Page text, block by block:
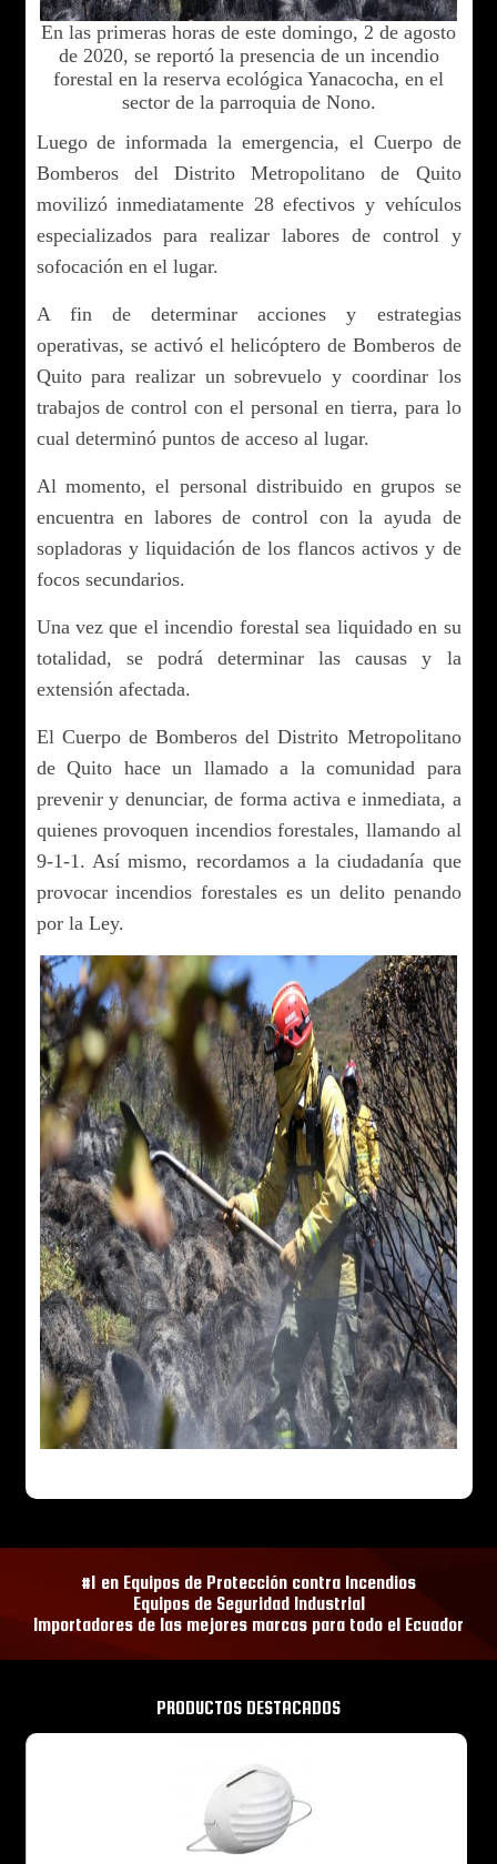
En las primeras horas de este domingo, 2 de agosto
de 2020, se reportó la presencia de un incendio
forestal en la reserva ecológica Yanacocha, en el
sector de la parroquia de Nono.
Luego de informada la emergencia, el Cuerpo de
Bomberos del Distrito Metropolitano de Quito
movilizó inmediatamente 28 efectivos y vehículos
especializados para realizar labores de control y
sofocación en el lugar.
A fin de determinar acciones y estrategias
operativas, se activó el helicóptero de Bomberos de
Quito para realizar un sobrevuelo y coordinar los
trabajos de control con el personal en tierra, para lo
cual determinó puntos de acceso al lugar.
Al momento, el personal distribuido en grupos se
encuentra en labores de control con la ayuda de
sopladoras y liquidación de los flancos activos y de
focos secundarios.
Una vez que el incendio forestal sea liquidado en su
totalidad, se podrá determinar las causas y la
extensión afectada.
El Cuerpo de Bomberos del Distrito Metropolitano
de Quito hace un llamado a la comunidad para
prevenir y denunciar, de forma activa e inmediata, a
quienes provoquen incendios forestales, llamando al
9-1-1. Así mismo, recordamos a la ciudadanía que
provocar incendios forestales es un delito penando
por la Ley.
#1 en Equipos de Protección contra Incendios
Equipos de Seguridad Industrial
Importadores de las mejores marcas para todo el Ecuador
PRODUCTOS DESTACADOS